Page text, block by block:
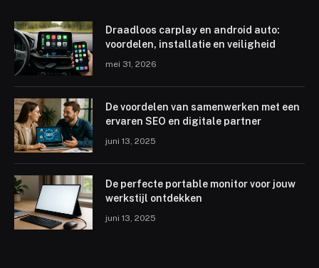
Draadloos carplay en android auto:
voordelen, installatie en veiligheid
mei 31, 2026
De voordelen van samenwerken met een
ervaren SEO en digitale partner
juni 13, 2025
De perfecte portable monitor voor jouw
werkstijl ontdekken
juni 13, 2025